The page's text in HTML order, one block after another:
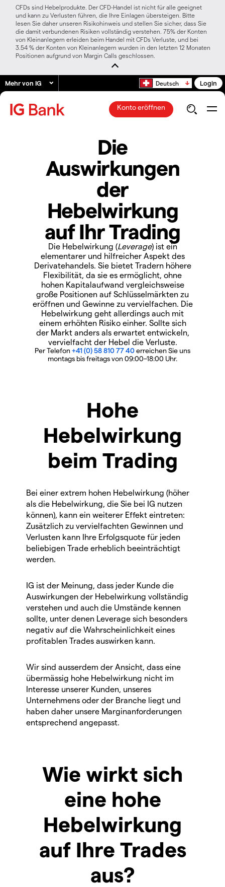
CFDs sind Hebelprodukte. Der CFD-Handel ist nicht für alle geeignet
und kann zu Verlusten führen, die Ihre Einlagen übersteigen. Bitte
lesen Sie daher unseren Risikohinweis und stellen Sie sicher, dass Sie
die damit verbundenen Risiken vollständig verstehen. 75% der Konten
von Kleinanlegern erleiden beim Handel mit CFDs Verluste, und bei
3.54 % der Konten von Kleinanlegern wurden in den letzten 12 Monaten
Positionen aufgrund von Margin Calls geschlossen.
Mehr von IG Deutsch Login
Konto eröffnen
Die
Auswirkungen
der
Hebelwirkung
auf Ihr Trading
Die Hebelwirkung (Leverage) ist ein
elementarer und hilfreicher Aspekt des
Derivatehandels. Sie bietet Tradern höhere
Flexibilität, da sie es ermöglicht, ohne
hohen Kapitalaufwand vergleichsweise
große Positionen auf Schlüsselmärkten zu
eröffnen und Gewinne zu vervielfachen. Die
Hebelwirkung geht allerdings auch mit
einem erhöhten Risiko einher. Sollte sich
der Markt anders als erwartet entwickeln,
vervielfacht der Hebel die Verluste.
Per Telefon +41 (0) 58 810 77 40erreichen Sie uns
montags bis freitags von 09:00–18:00 Uhr.
Hohe
Hebelwirkung
beim Trading
Bei einer extrem hohen Hebelwirkung (höher
als die Hebelwirkung, die Sie bei IG nutzen
können), kann ein weiterer Effekt eintreten:
Zusätzlich zu vervielfachten Gewinnen und
Verlusten kann Ihre Erfolgsquote für jeden
beliebigen Trade erheblich beeinträchtigt
werden.
IG ist der Meinung, dass jeder Kunde die
Auswirkungen der Hebelwirkung vollständig
verstehen und auch die Umstände kennen
sollte, unter denen Leverage sich besonders
negativ auf die Wahrscheinlichkeit eines
profitablen Trades auswirken kann.
Wir sind ausserdem der Ansicht, dass eine
übermässig hohe Hebelwirkung nicht im
Interesse unserer Kunden, unseres
Unternehmens oder der Branche liegt und
haben daher unsere Marginanforderungen
entsprechend angepasst.
Wie wirkt sich
eine hohe
Hebelwirkung
auf Ihre Trades
aus?